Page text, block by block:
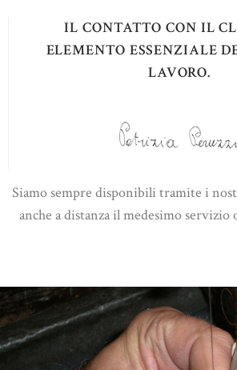
IL CONTATTO CON IL
ELEMENTO ESSENZIALE
LAVORO.
Siamo sempre disponibili tramite i
anche a distanza il medesimo